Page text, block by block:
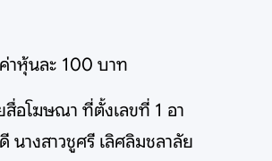
าหุ้นละ 100 บาท
อโฆษณา ที่ตั้งเลขที่ 1 อา
นางสาวชูศรี เลิศลิมชลาลัย